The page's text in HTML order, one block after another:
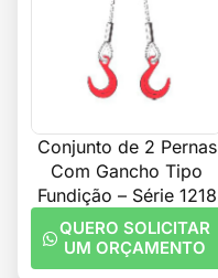
Conjunto de 2 Pernas
Com Gancho Tipo
Fundição – Série 1218
QUERO SOLICITAR
UM ORÇAMENTO